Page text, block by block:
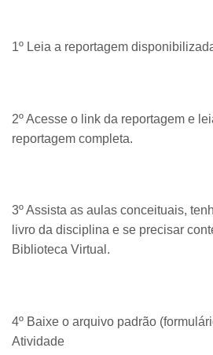
1º Leia a reportagem
2º Acesse o link da reportagem e
reportagem completa.
3º Assista as aulas conceituais,
livro da disciplina e se precisar
Biblioteca Virtual.
4º Baixe o arquivo padrão
Atividade